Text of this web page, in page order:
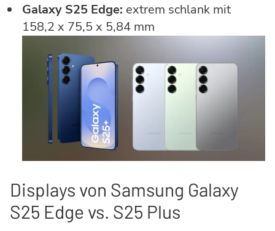
Galaxy S25 Edge: extrem schlank mit
158,2 x 75,5 x 5,84 mm
Displays von Samsung Galaxy
S25 Edge vs. S25 Plus